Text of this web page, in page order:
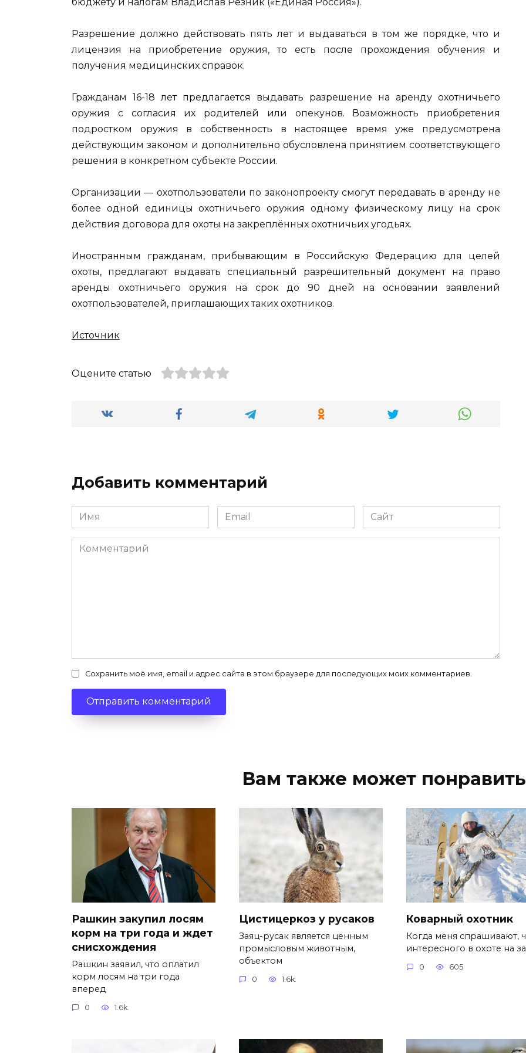
Разрешение должно действовать пять лет и выдаваться в том же порядке, что и
лицензия на приобретение оружия, то есть после прохождения обучения и
получения медицинских справок.
Гражданам 16-18 лет предлагается выдавать разрешение на аренду охотничьего
оружия с согласия их родителей или опекунов. Возможность приобретения
подростком оружия в собственность в настоящее время уже предусмотрена
действующим законом и дополнительно обусловлена принятием соответствующего
решения в конкретном субъекте России.
Организации — охотпользователи по законопроекту смогут передавать в аренду не
более одной единицы охотничьего оружия одному физическому лицу на срок
действия договора для охоты на закреплённых охотничьих угодьях.
Иностранным гражданам, прибывающим в Российскую Федерацию для целей
охоты, предлагают выдавать специальный разрешительный документ на право
аренды охотничьего оружия на срок до 90 дней на основании заявлений
охотпользователей, приглашающих таких охотников.
Источник
Оцените статью
Добавить комментарий
Имя
*
Email
*
Сайт
Комментарий
Сохранить моё имя, email и адрес сайта в этом браузере для последующих моих комментариев.
Вам также может
Рашкин закупил лосям
корм на три года и ждет
снисхождения
Рашкин заявил, что оплатил
корм лосям на три года
вперед
0 1.6k.
Цистицеркоз у русаков
Заяц-русак является ценным
промысловым животным,
объектом
0 1.6k.
Коварный охотник
Когда меня спрашивают,
интересного в охоте на
0 605